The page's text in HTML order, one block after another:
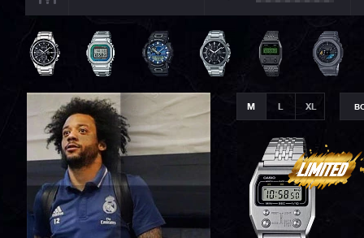
ВСЕ CASIO
CASIO G-SHOCK
CASIO BABY-G
CASIO PRO TREK
CASIO EDIFICE
CITIZEN
SEIKO
ORIENT
M XL